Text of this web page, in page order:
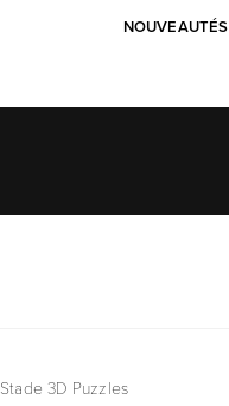
NOUVEAUTÉS
Stade 3D Puzzles